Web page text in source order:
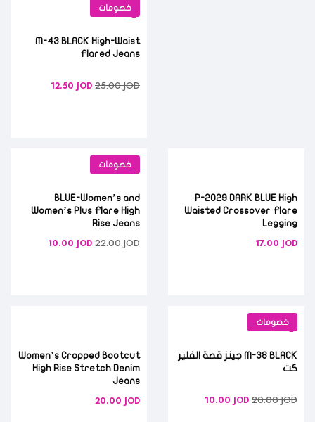
خصومات
M-43 BLACK High-Waist
Flared Jeans
25.00JOD
12.50 JOD
P-2029 DARK BLUE High
Waisted Crossover Flare
Legging
17.00 JOD
خصومات
BLUE-Women’s and
Women’s Plus Flare High
Rise Jeans
22.00JOD
10.00 JOD
خصومات
M-38 BLACK جينز قصة الفلير
كت
20.00JOD
10.00 JOD
Women’s Cropped Bootcut
High Rise Stretch Denim
Jeans
20.00 JOD